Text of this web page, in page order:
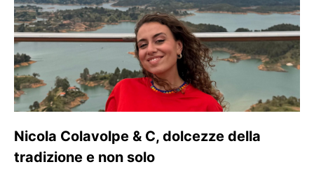
Nicola Colavolpe & C, dolcezze della
tradizione e non solo